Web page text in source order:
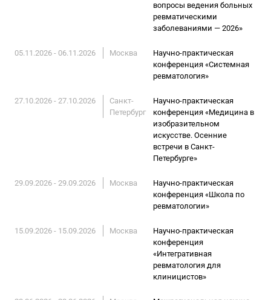
вопросы ведения больных
ревматическими
заболеваниями — 2026»
05.11.2026 - 06.11.2026 Москва
Научно-практическая
конференция «Системная
ревматология»
27.10.2026 - 27.10.2026
Санкт-
Петербург
Научно-практическая
конференция «Медицина в
изобразительном
искусстве. Осенние
встречи в Санкт-
Петербурге»
29.09.2026 - 29.09.2026 Москва
Научно-практическая
конференция «Школа по
ревматологии»
15.09.2026 - 15.09.2026 Москва
Научно-практическая
конференция
«Интегративная
ревматология для
клиницистов»